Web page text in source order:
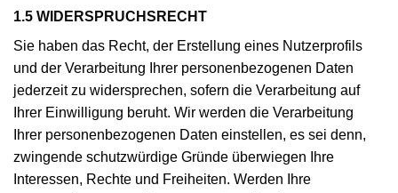
1.5 WIDERSPRUCHSRECHT
Sie haben das Recht, der Erstellung eines Nutzerprofils
und der Verarbeitung Ihrer personenbezogenen Daten
jederzeit zu widersprechen, sofern die Verarbeitung auf
Ihrer Einwilligung beruht. Wir werden die Verarbeitung
Ihrer personenbezogenen Daten einstellen, es sei denn,
zwingende schutzwürdige Gründe überwiegen Ihre
Interessen, Rechte und Freiheiten. Werden Ihre